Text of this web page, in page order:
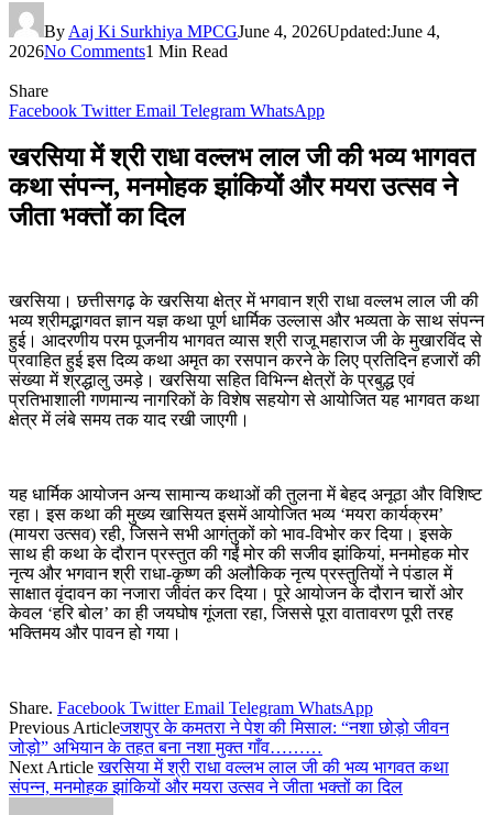
By Aaj Ki Surkhiya MPCGJune 4, 2026Updated:June 4,
2026No Comments1 Min Read
Share
Facebook Twitter Email Telegram WhatsApp
खरसिया में श्री राधा वल्लभ लाल जी की भव्य भागवत
कथा संपन्न, मनमोहक झांकियों और मयरा उत्सव ने
जीता भक्तों का दिल
खरसिया। छत्तीसगढ़ के खरसिया क्षेत्र में भगवान श्री राधा वल्लभ लाल जी की
भव्य श्रीमद्भागवत ज्ञान यज्ञ कथा पूर्ण धार्मिक उल्लास और भव्यता के साथ संपन्न
हुई। आदरणीय परम पूजनीय भागवत व्यास श्री राजू महाराज जी के मुखारविंद से
प्रवाहित हुई इस दिव्य कथा अमृत का रसपान करने के लिए प्रतिदिन हजारों की
संख्या में श्रद्धालु उमड़े। खरसिया सहित विभिन्न क्षेत्रों के प्रबुद्ध एवं
प्रतिभाशाली गणमान्य नागरिकों के विशेष सहयोग से आयोजित यह भागवत कथा
क्षेत्र में लंबे समय तक याद रखी जाएगी।
यह धार्मिक आयोजन अन्य सामान्य कथाओं की तुलना में बेहद अनूठा और विशिष्ट
रहा। इस कथा की मुख्य खासियत इसमें आयोजित भव्य ‘मयरा कार्यक्रम’
(मायरा उत्सव) रही, जिसने सभी आगंतुकों को भाव-विभोर कर दिया। इसके
साथ ही कथा के दौरान प्रस्तुत की गईं मोर की सजीव झांकियां, मनमोहक मोर
नृत्य और भगवान श्री राधा-कृष्ण की अलौकिक नृत्य प्रस्तुतियों ने पंडाल में
साक्षात वृंदावन का नजारा जीवंत कर दिया। पूरे आयोजन के दौरान चारों ओर
केवल ‘हरि बोल’ का ही जयघोष गूंजता रहा, जिससे पूरा वातावरण पूरी तरह
भक्तिमय और पावन हो गया।
Share. Facebook Twitter Email Telegram WhatsApp
Previous Articleजशपुर के कमतरा ने पेश की मिसाल: “नशा छोड़ो जीवन
जोड़ो” अभियान के तहत बना नशा मुक्त गाँव………
Next Articleखरसिया में श्री राधा वल्लभ लाल जी की भव्य भागवत कथा
संपन्न, मनमोहक झांकियों और मयरा उत्सव ने जीता भक्तों का दिल